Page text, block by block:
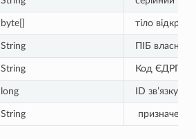
byte[] тіло
String ПІБ
String Код ЄДРПОУ
long ID зв’язку
String